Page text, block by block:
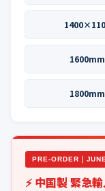
1600mm
1800mm
PRE-ORDER｜
⚡ 中国製 緊急